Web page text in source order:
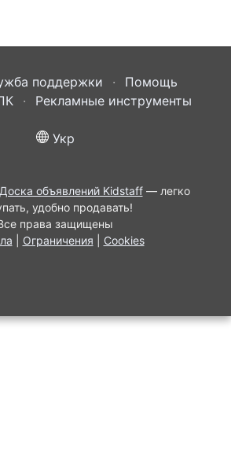
поддержки
Помощь
Рекламные инструменты
Укр
Доска объявлений Kidstaff— легко
удобно продавать!
права защищены
Ограничения Cookies